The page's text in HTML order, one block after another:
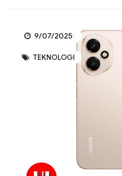
TEKNOLOGI
9/07/2025